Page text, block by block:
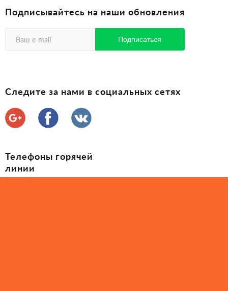
Подписывайтесь на наши обновления
Следите за нами в социальных сетях
Телефоны горячей
линии
(097) 035-60-60